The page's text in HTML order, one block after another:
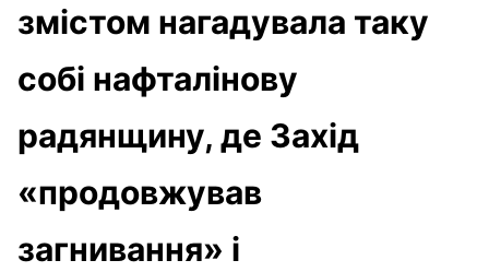
змістом нагадувала таку
собі нафталінову
радянщину, де Захід
«продовжував
загнивання» і